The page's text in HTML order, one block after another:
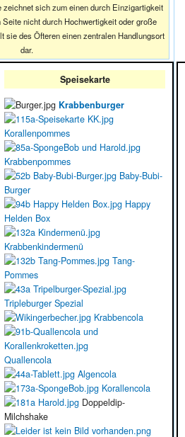
sich zum einen durch Einzigartigkeit
nicht durch Hochwertigkeit oder große
sie des Öfteren einen zentralen Handlungsort
dar.
Speisekarte
Krabbenburger
Korallenpommes
Krabbenpommes
Baby-Bubi-
Burger
Happy
Helden Box
Krabbenkindermenü
Tang-
Pommes
Tripleburger Spezial
Krabbencola
Quallencola
Algencola
Korallencola
Doppeldip-
Milchshake